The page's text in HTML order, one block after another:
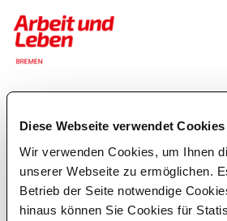
Diese Webseite verwendet Cookies
Wir verwenden Cookies, um Ihnen
unserer Webseite zu ermöglichen.
Betrieb der Seite notwendige
hinaus können Sie Cookies für
Bei der Anfrage ist ein
Zurück zur